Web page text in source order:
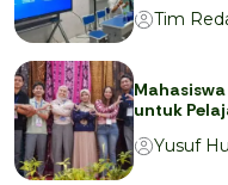
Tim
untuk
Yusuf